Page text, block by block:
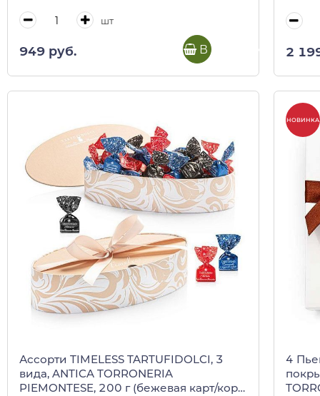
шт
949 руб. В корзину 2
Ассорти TIMELESS TARTUFIDOLCI, 3
вида, ANTICA TORRONERIA
PIEMONTESE, 200 г (бежевая карт/кор
НОВИНКА
4